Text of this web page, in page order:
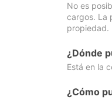
No es
cargos. La
propiedad.
¿Dónde
Está en la
¿Cómo